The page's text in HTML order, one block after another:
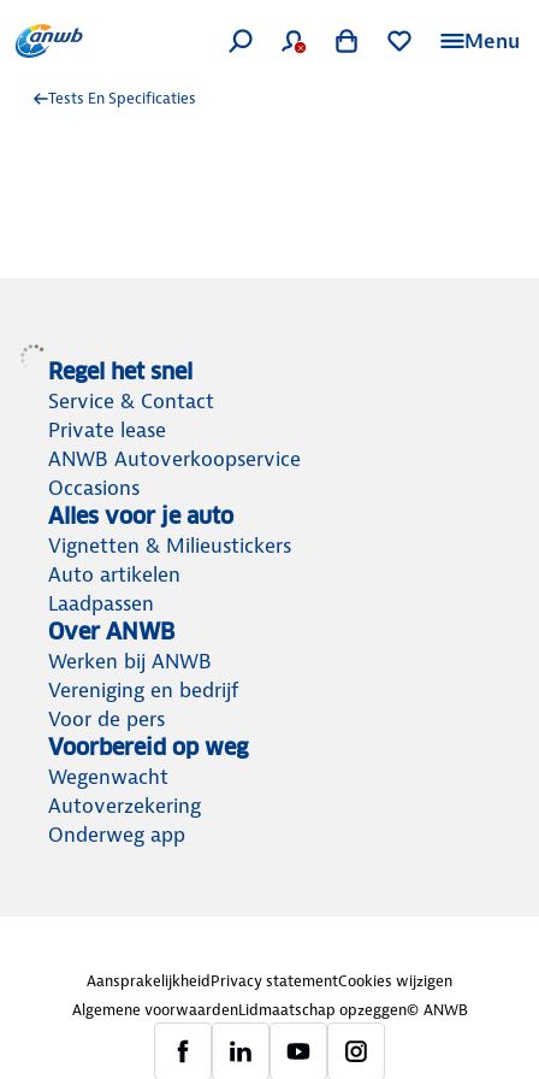
Menu
Tests En Specificaties
Regel het snel
Service & Contact
Private lease
ANWB Autoverkoopservice
Occasions
Alles voor je auto
Vignetten & Milieustickers
Auto artikelen
Laadpassen
Over ANWB
Werken bij ANWB
Vereniging en bedrijf
Voor de pers
Voorbereid op weg
Wegenwacht
Autoverzekering
Onderweg app
AansprakelijkheidPrivacy statementCookies wijzigen
Algemene voorwaardenLidmaatschap opzeggen© ANWB